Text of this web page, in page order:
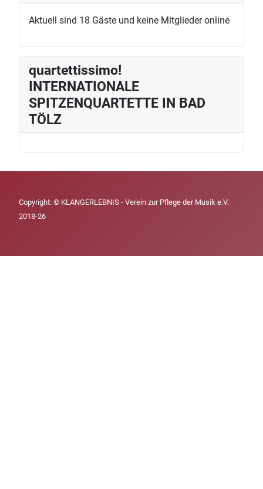
Aktuell sind 18 Gäste und keine Mitglieder online
quartettissimo!
INTERNATIONALE
SPITZENQUARTETTE IN BAD
TÖLZ
Copyright: © KLANGERLEBNIS - Verein zur Pflege der Musik e.V.
2018-26